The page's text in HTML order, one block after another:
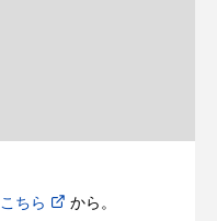
こちら から。